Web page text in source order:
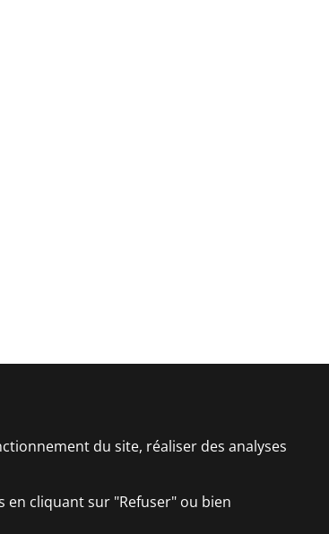
du site, réaliser des analyses
en cliquant sur "Refuser" ou bien